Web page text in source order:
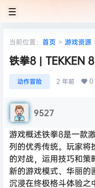
当前位置： 首页 > 游戏资源
铁拳8 | TEKKEN
动作冒险 2 年前 0
9527
游戏概述铁拳8是一款
列的优秀传统。玩家将
的对战，运用技巧和策
新的游戏模式、华丽的
沉浸在终极格斗体验之